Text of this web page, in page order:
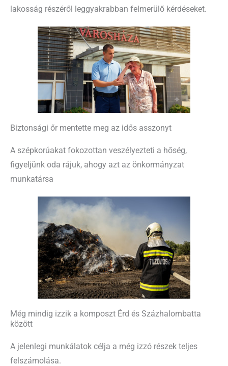
lakosság részéről leggyakrabban felmerülő kérdéseket.
Biztonsági őr mentette meg az idős asszonyt
A szépkorúakat fokozottan veszélyezteti a hőség,
figyeljünk oda rájuk, ahogy azt az önkormányzat
munkatársa
Még mindig izzik a komposzt Érd és Százhalombatta
között
A jelenlegi munkálatok célja a még izzó részek teljes
felszámolása.